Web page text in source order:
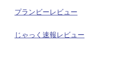
プランビーレビュー
じゃっく速報レビュー